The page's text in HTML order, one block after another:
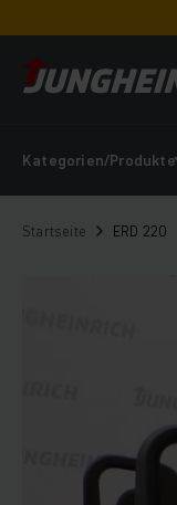
Kategorien/Produkte
Startseite ERD 220